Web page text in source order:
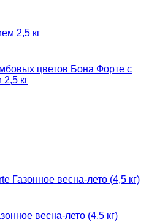
цветов Бона Форте с
кг
весна-лето (4,5 кг)